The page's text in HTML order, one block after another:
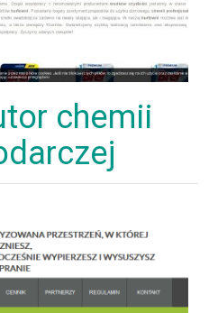
chemii